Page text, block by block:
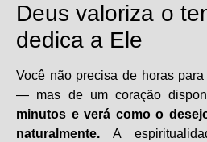
Deus valoriza o
dedica a Ele
Você não precisa de horas
— mas de um coração
minutos e verá como o
naturalmente. A